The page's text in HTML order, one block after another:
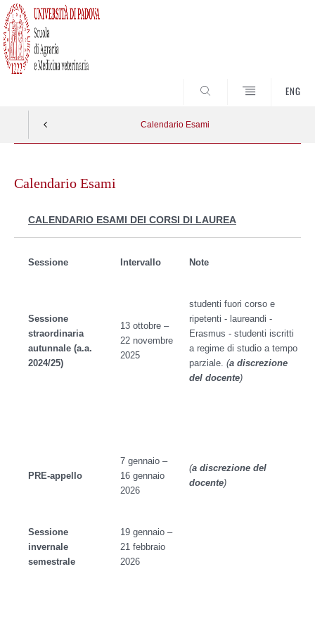
ENG
Calendario Esami
contentCalendario Esami
CALENDARIO ESAMI DEI CORSI DI LAUREA
Sessione Intervallo Note
Sessione
straordinaria
autunnale (a.a.
2024/25)
13 ottobre –
22 novembre
2025
studenti fuori corso e
ripetenti - laureandi -
Erasmus - studenti iscritti
a regime di studio a tempo
parziale. (a discrezione
del docente)
PRE-appello
7 gennaio –
16 gennaio
2026
(a discrezione del
docente)
Sessione
invernale
semestrale
19 gennaio –
21 febbraio
2026